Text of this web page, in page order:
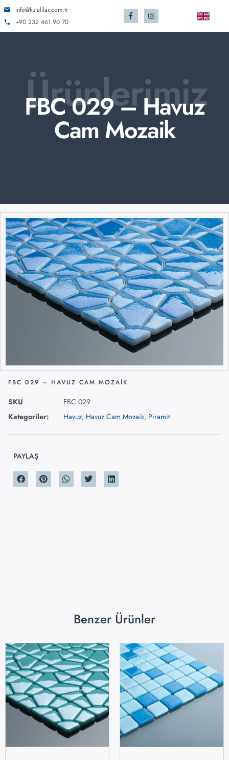
info@kulalilar.com.tr
+90 232 461 90 70
Ürünlerimiz
FBC 029 – Havuz
Cam Mozaik
FBC 029 – HAVUZ CAM MOZAIK
SKU
FBC 029
Kategoriler:
Havuz, Havuz Cam Mozaik, Piramit
PAYLAŞ
Benzer Ürünler